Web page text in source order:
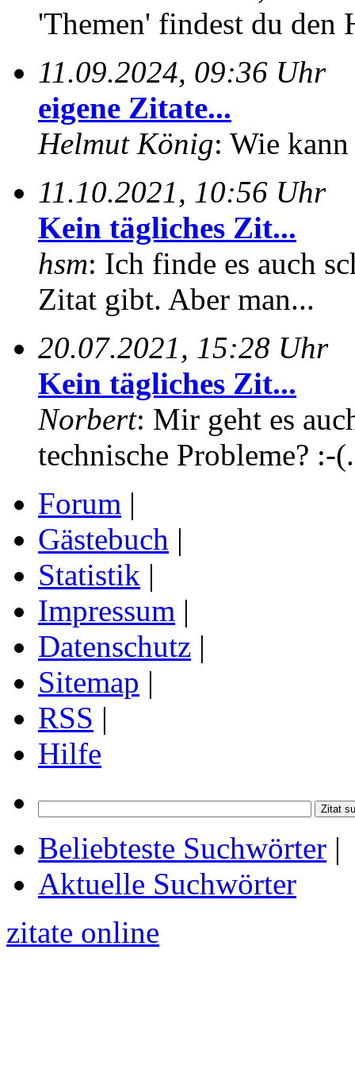
'Themen' findest du den
11.09.2024, 09:36 Uhr
eigene Zitate...
Helmut König: Wie
11.10.2021, 10:56 Uhr
Kein tägliches Zit...
hsm: Ich finde es auch
Zitat gibt. Aber man...
20.07.2021, 15:28 Uhr
Kein tägliches Zit...
Norbert: Mir geht es
technische Probleme? :-
Forum |
Gästebuch |
Statistik |
Impressum |
Datenschutz |
Sitemap |
RSS |
Hilfe
Beliebteste Suchwörter |
Aktuelle Suchwörter
zitate online